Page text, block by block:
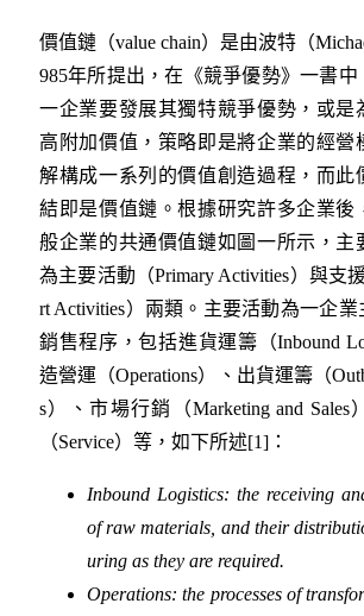
價值鏈（value chain）是由波特（
985年所提出，在《競爭優勢》一書
一企業要發展其獨特競爭優勢，或是
高附加價值，策略即是將企業的經營
解構成一系列的價值創造過程，而此
結即是價值鏈。根據研究許多企業後
般企業的共通價值鏈如圖一所示，主
為主要活動（Primary Activities）與支
rt Activities）兩類。主要活動為一企
銷售程序，包括進貨運籌（Inbound
造營運（Operations）、出貨運籌（
s）、市場行銷（Marketing and Sales
（Service）等，如下所述[1]：
Inbound Logistics: the receiving
of raw materials, and their
uring as they are required.
Operations: the processes of